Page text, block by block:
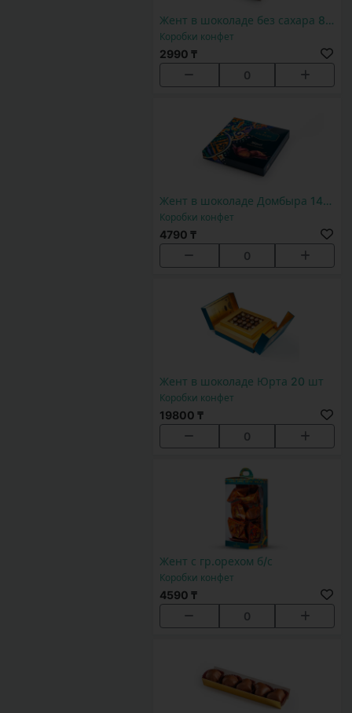
Жент в шоколаде без сахара 8шт
Коробки конфет
2990 ₸
0
Жент в шоколаде Домбыра 14шт
Коробки конфет
4790 ₸
0
Жент в шоколаде Юрта 20 шт
Коробки конфет
19800 ₸
0
Жент с гр.орехом б/с
Коробки конфет
4590 ₸
0